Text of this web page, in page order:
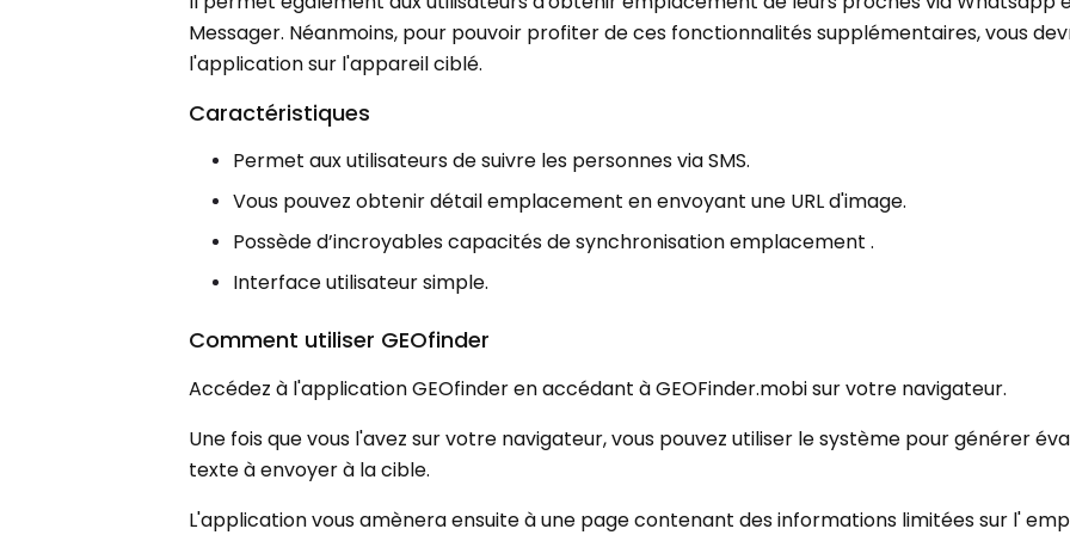
Messager. Néanmoins, pour pouvoir profiter de ces fonctionnalités supplémentaires, vous
l'application sur l'appareil ciblé.
Caractéristiques
Permet aux utilisateurs de suivre les personnes via SMS.
Vous pouvez obtenir détail emplacement en envoyant une URL d'image.
Possède d’incroyables capacités de synchronisation emplacement .
Interface utilisateur simple.
Comment utiliser GEOfinder
Accédez à l'application GEOfinder en accédant à GEOFinder.mobi sur votre navigateur.
Une fois que vous l'avez sur votre navigateur, vous pouvez utiliser le système pour générer
texte à envoyer à la cible.
L'application vous amènera ensuite à une page contenant des informations limitées sur l'